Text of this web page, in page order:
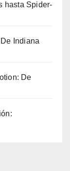
hasta Spider-
Indiana
De